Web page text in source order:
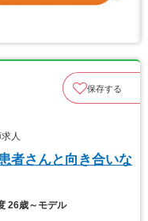
保存する
人
者さんと向き合いな
26歳～モデル